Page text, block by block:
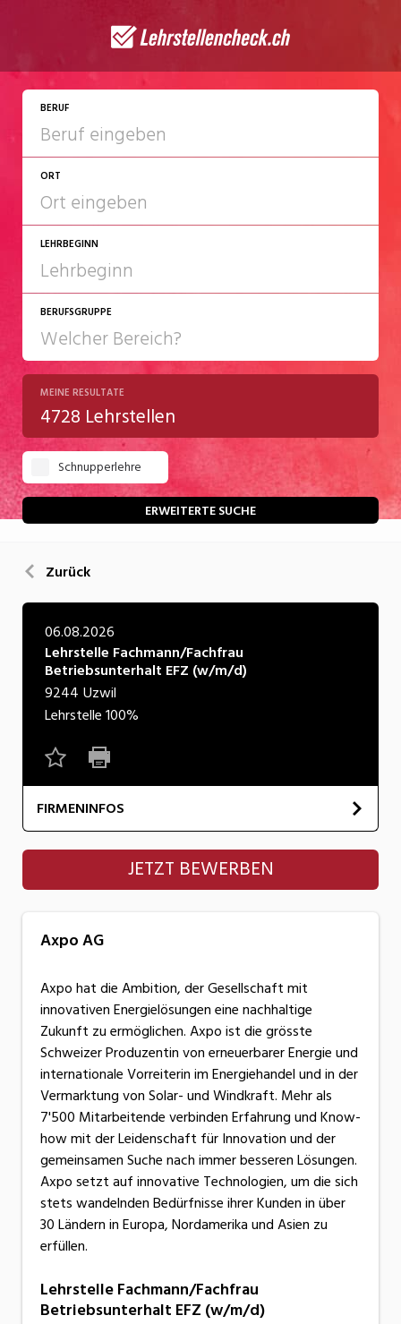
BERUF
ORT
LEHRBEGINN
2027
2028
BERUFSGRUPPE
Chemie/Pharma
Gastgewerbe
Gesundheit/Pflege/Soziales
Handwerk/Technik
Kultur
Natur
Verkehr/Logistik
Wirtschaft/Verwaltung
MEINE RESULTATE
4728 Lehrstellen
Schnupperlehre
ERWEITERTE SUCHE
Zurück
06.08.2026
Lehrstelle Fachmann/Fachfrau
Betriebsunterhalt EFZ (w/m/d)
9244 Uzwil
Lehrstelle100%
FIRMENINFOS
Axpo AG
JETZT BEWERBEN
Axpo AG
Axpo hat die Ambition, der Gesellschaft mit
innovativen Energielösungen eine nachhaltige
Zukunft zu ermöglichen. Axpo ist die grösste
Schweizer Produzentin von erneuerbarer Energie und
internationale Vorreiterin im Energiehandel und in der
Vermarktung von Solar- und Windkraft. Mehr als
7'500 Mitarbeitende verbinden Erfahrung und Know-
how mit der Leidenschaft für Innovation und der
gemeinsamen Suche nach immer besseren Lösungen.
Axpo setzt auf innovative Technologien, um die sich
stets wandelnden Bedürfnisse ihrer Kunden in über
30 Ländern in Europa, Nordamerika und Asien zu
erfüllen.
Lehrstelle Fachmann/Fachfrau
Betriebsunterhalt EFZ (w/m/d)